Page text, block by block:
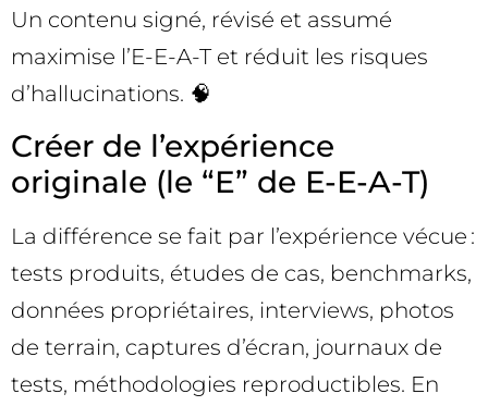
Un contenu signé, révisé et assumé
maximise l’E-E-A-T et réduit les risques
d’hallucinations. 🧠
Créer de l’expérience
originale (le “E” de E-E-A-T)
La différence se fait par l’expérience vécue :
tests produits, études de cas, benchmarks,
données propriétaires, interviews, photos
de terrain, captures d’écran, journaux de
tests, méthodologies reproductibles. En